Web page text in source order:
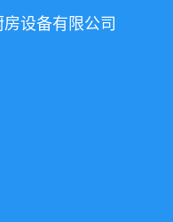
房设备有限公司